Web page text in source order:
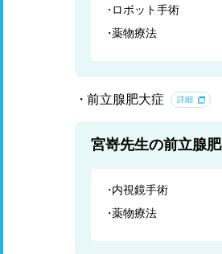
ロボット手術
薬物療法
前立腺肥大症 詳細
宮嵜先生の前立腺
内視鏡手術
薬物療法